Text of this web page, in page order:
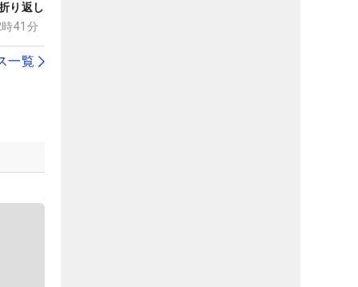
り返し
41分
一覧